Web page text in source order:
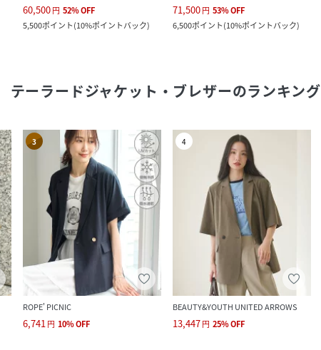
60,500円 52%OFF
5,500ポイント(10%ポイントバック)
71,500円 53%OFF
6,500ポイント(10%ポイントバック)
テーラードジャケット・ブレザーのランキング
3
ROPE' PICNIC
6,741 円 10%OFF
4
BEAUTY&YOUTH UNITED ARROWS
13,447円 25%OFF